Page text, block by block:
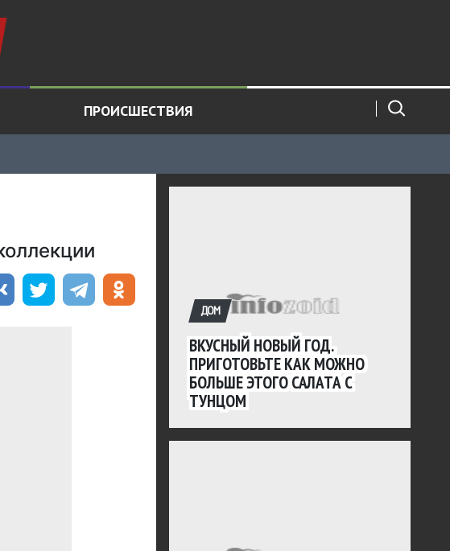
ПРОИСШЕСТВИЯ
ДОМ
ВКУСНЫЙ НОВЫЙ ГОД.
ПРИГОТОВЬТЕ КАК МОЖНО
БОЛЬШЕ ЭТОГО САЛАТА С
ТУНЦОМ